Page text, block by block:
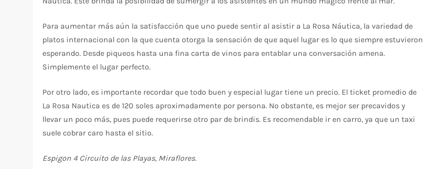
Para aumentar más aún la satisfacción que uno puede sentir al asistir a La Rosa Náutica, la variedad de
platos internacional con la que cuenta otorga la sensación de que aquel lugar es lo que siempre estuvieron
esperando. Desde piqueos hasta una fina carta de vinos para entablar una conversación amena.
Simplemente el lugar perfecto.
Por otro lado, es importante recordar que todo buen y especial lugar tiene un precio. El ticket promedio de
La Rosa Nautica es de 120 soles aproximadamente por persona. No obstante, es mejor ser precavidos y
llevar un poco más, pues puede requerirse otro par de brindis. Es recomendable ir en carro, ya que un taxi
suele cobrar caro hasta el sitio.
Espigon 4 Circuito de las Playas, Miraflores.